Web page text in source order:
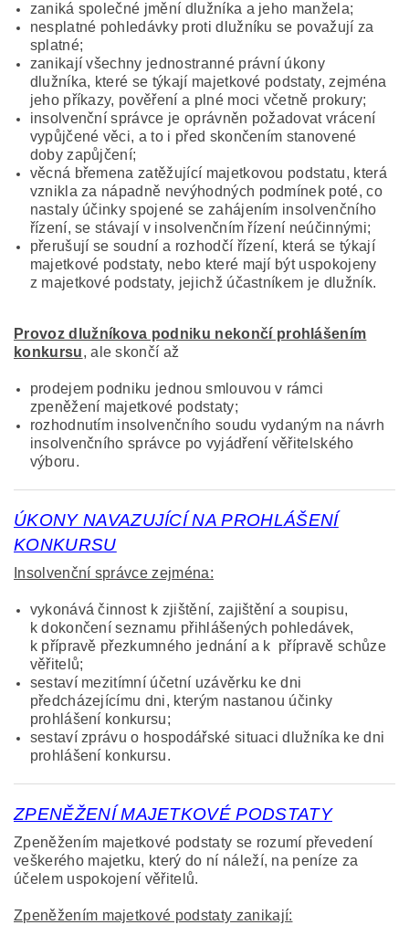
zaniká společné jmění dlužníka a jeho manžela;
nesplatné pohledávky proti dlužníku se považují za
splatné;
zanikají všechny jednostranné právní úkony
dlužníka, které se týkají majetkové podstaty, zejména
jeho příkazy, pověření a plné moci včetně prokury;
insolvenční správce je oprávněn požadovat vrácení
vypůjčené věci, a to i před skončením stanovené
doby zapůjčení;
věcná břemena zatěžující majetkovou podstatu, která
vznikla za nápadně nevýhodných podmínek poté, co
nastaly účinky spojené se zahájením insolvenčního
řízení, se stávají v insolvenčním řízení neúčinnými;
přerušují se soudní a rozhodčí řízení, která se týkají
majetkové podstaty, nebo které mají být uspokojeny
z majetkové podstaty, jejichž účastníkem je dlužník.
Provoz dlužníkova podniku nekončí prohlášením
konkursu, ale skončí až
prodejem podniku jednou smlouvou v rámci
zpeněžení majetkové podstaty;
rozhodnutím insolvenčního soudu vydaným na návrh
insolvenčního správce po vyjádření věřitelského
výboru.
ÚKONY NAVAZUJÍCÍ NA PROHLÁŠENÍ
KONKURSU
Insolvenční správce zejména:
vykonává činnost k zjištění, zajištění a soupisu,
k dokončení seznamu přihlášených pohledávek,
k přípravě přezkumného jednání a k přípravě schůze
věřitelů;
sestaví mezitímní účetní uzávěrku ke dni
předcházejícímu dni, kterým nastanou účinky
prohlášení konkursu;
sestaví zprávu o hospodářské situaci dlužníka ke dni
prohlášení konkursu.
ZPENĚŽENÍ MAJETKOVÉ PODSTATY
Zpeněžením majetkové podstaty se rozumí převedení
veškerého majetku, který do ní náleží, na peníze za
účelem uspokojení věřitelů.
Zpeněžením majetkové podstaty zanikají: